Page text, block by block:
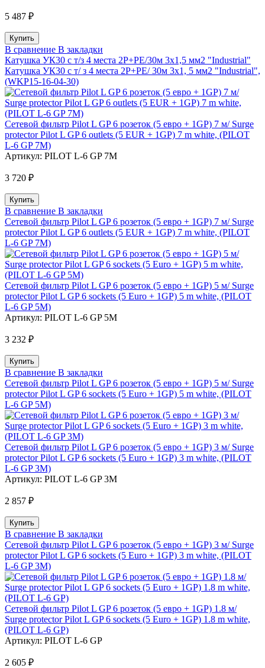
5 487 ₽
В сравнение В закладки
Катушка УК30 с т/з 4 места 2Р+PЕ/30м 3х1,5 мм2 "Industrial"
Катушка УК30 с т/ з 4 места 2Р+PЕ/ 30м 3х1, 5 мм2 "Industrial",
(WKP15-16-04-30)
Сетевой фильтр Pilot L GP 6 розеток (5 евро + 1GP) 7 м/ Surge
protector Pilot L GP 6 outlets (5 EUR + 1GP) 7 m white, (PILOT
L-6 GP 7M)
Артикул: PILOT L-6 GP 7M
3 720 ₽
В сравнение В закладки
Сетевой фильтр Pilot L GP 6 розеток (5 евро + 1GP) 7 м/ Surge
protector Pilot L GP 6 outlets (5 EUR + 1GP) 7 m white, (PILOT
L-6 GP 7M)
Сетевой фильтр Pilot L GP 6 розеток (5 евро + 1GP) 5 м/ Surge
protector Pilot L GP 6 sockets (5 Euro + 1GP) 5 m white, (PILOT
L-6 GP 5M)
Артикул: PILOT L-6 GP 5M
3 232 ₽
В сравнение В закладки
Сетевой фильтр Pilot L GP 6 розеток (5 евро + 1GP) 5 м/ Surge
protector Pilot L GP 6 sockets (5 Euro + 1GP) 5 m white, (PILOT
L-6 GP 5M)
Сетевой фильтр Pilot L GP 6 розеток (5 евро + 1GP) 3 м/ Surge
protector Pilot L GP 6 sockets (5 Euro + 1GP) 3 m white, (PILOT
L-6 GP 3M)
Артикул: PILOT L-6 GP 3M
2 857 ₽
В сравнение В закладки
Сетевой фильтр Pilot L GP 6 розеток (5 евро + 1GP) 3 м/ Surge
protector Pilot L GP 6 sockets (5 Euro + 1GP) 3 m white, (PILOT
L-6 GP 3M)
Сетевой фильтр Pilot L GP 6 розеток (5 евро + 1GP) 1.8 м/
Surge protector Pilot L GP 6 sockets (5 Euro + 1GP) 1.8 m white,
(PILOT L-6 GP)
Артикул: PILOT L-6 GP
2 605 ₽